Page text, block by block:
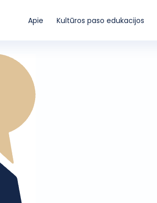
Apie Kultūros paso edukacijos